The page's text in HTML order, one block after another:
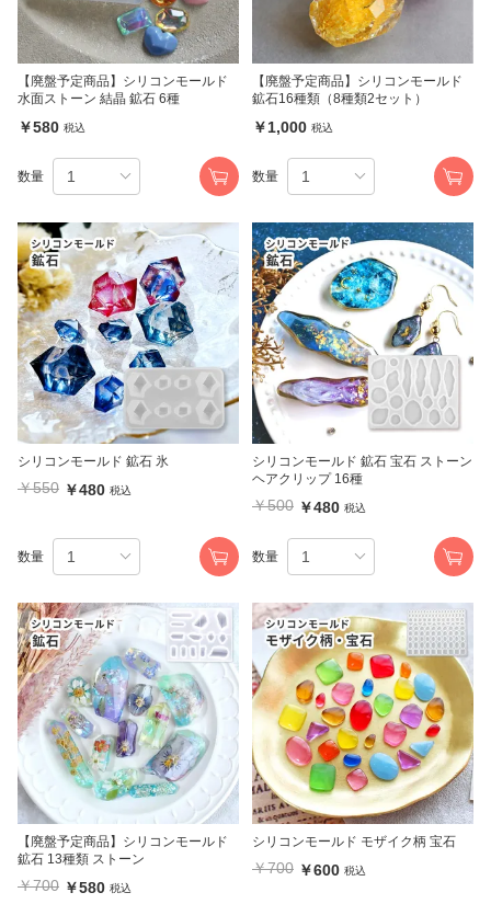
【廃盤予定商品】シリコンモールド
水面ストーン 結晶 鉱石 6種
￥580 税込
数量
【廃盤予定商品】シリコンモールド
鉱石16種類（8種類2セット）
￥1,000 税込
数量
シリコンモールド 鉱石 氷
￥550 ￥480 税込
数量
シリコンモールド 鉱石 宝石 ストーン
ヘアクリップ 16種
￥500 ￥480 税込
数量
【廃盤予定商品】シリコンモールド
鉱石 13種類 ストーン
￥700 ￥580 税込
シリコンモールド モザイク柄 宝石
￥700 ￥600 税込